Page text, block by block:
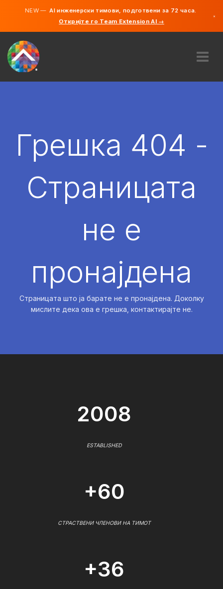
NEW —AI инженерски тимови, подготвени за 72 часа.
Откријте го Team Extension AI →
×
АНГАЖИРАЈ
Грешка 404 -
Страницата
не е
пронајдена
Страницата што ја барате не е пронајдена. Доколку
мислите дека ова е грешка, контактирајте не.
2008
ESTABLISHED
+60
СТРАСТВЕНИ ЧЛЕНОВИ НА ТИМОТ
+36